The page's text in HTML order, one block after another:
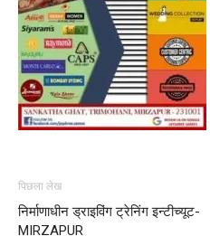
पिछला लेख
निर्माणाधीन ड्राइविंग ट्रेनिंग इन्टीच्यूट-
MIRZAPUR